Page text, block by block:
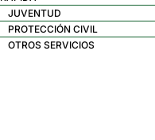
JUVENTUD
PROTECCIÓN CIVIL
OTROS SERVICIOS